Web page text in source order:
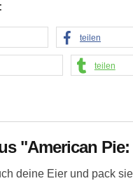
teilen
teilen
"American
deine Eier und pack